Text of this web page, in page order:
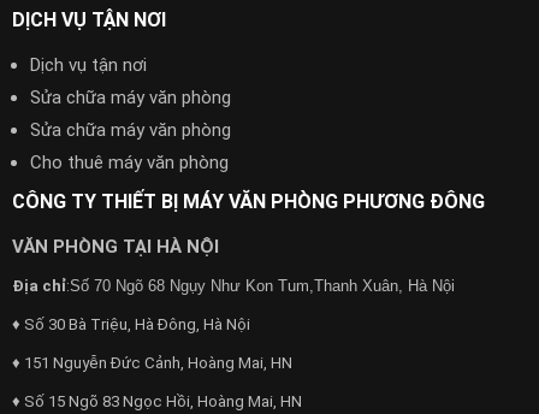
DỊCH VỤ TẬN NƠI
Dịch vụ tận nơi
Sửa chữa máy văn phòng
Sửa chữa máy văn phòng
Cho thuê máy văn phòng
CÔNG TY THIẾT BỊ MÁY VĂN PHÒNG PHƯƠNG ĐÔNG
VĂN PHÒNG TẠI HÀ NỘI
Địa chỉ:Số 70 Ngõ 68 Ngụy Như Kon Tum,Thanh Xuân, Hà Nội
♦ Số 30 Bà Triệu, Hà Đông, Hà Nội
♦ 151 Nguyễn Đức Cảnh, Hoàng Mai, HN
♦ Số 15 Ngõ 83 Ngọc Hồi, Hoàng Mai, HN